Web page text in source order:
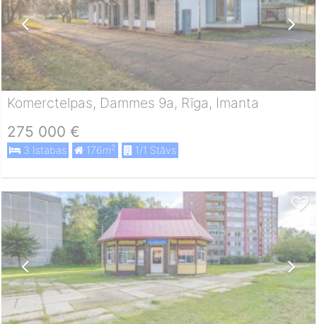
Komerctelpas, Dammes 9a, Rīga, Imanta
275 000 €
3 Istabas 176m2 1/1 Stāvs